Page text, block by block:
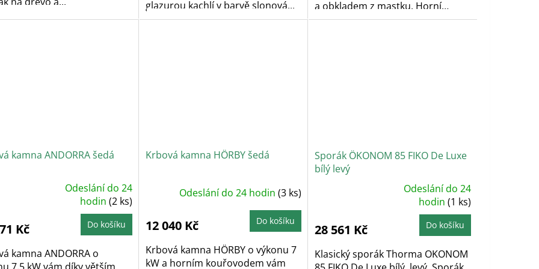
glazurou kachlí v barvě slonová...
a obkladem z mastku. Horní
vývod...
kamna ANDORRA šedá
Odeslání do 24
hodin(2 ks)
Kč Do košíku
kamna ANDORRA o
Krbová kamna HÖRBY šedá
Odeslání do 24 hodin (3 ks)
12 040 Kč Do košíku
Krbová kamna HÖRBY o výkonu 7
kW a horním kouřovodem vám
Sporák ÖKONOM 85 FIKO De Luxe
bílý levý
5,0
z
5
Odeslání do 24
hodin (1 ks)
28 561 Kč Do košíku
Klasický sporák Thorma OKONOM